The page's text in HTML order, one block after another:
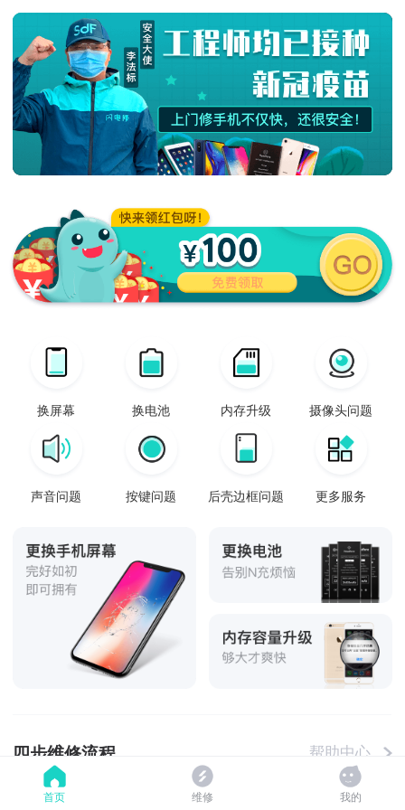
换屏幕 换电池 内存升级 摄像头问题
声音问题 按键问题 后壳边框问题 更多服务
四步维修流程 帮助中心
首页 维修 我的